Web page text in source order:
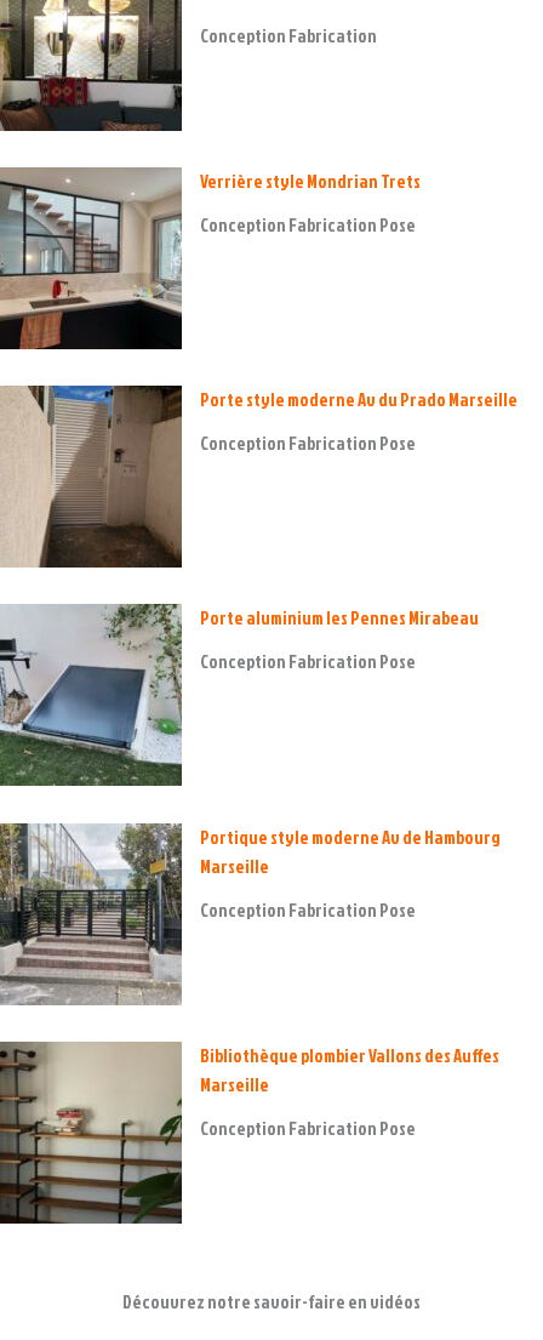
Conception Fabrication
Verrière style Mondrian Trets
Conception Fabrication Pose
Porte style moderne Av du Prado Marseille
Conception Fabrication Pose
Porte aluminium les Pennes Mirabeau
Conception Fabrication Pose
Portique style moderne Av de Hambourg
Marseille
Conception Fabrication Pose
Bibliothèque plombier Vallons des Auffes
Marseille
Conception Fabrication Pose
Découvrez notre savoir-faire en vidéos